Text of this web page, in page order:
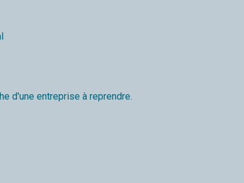
d'une entreprise à reprendre.